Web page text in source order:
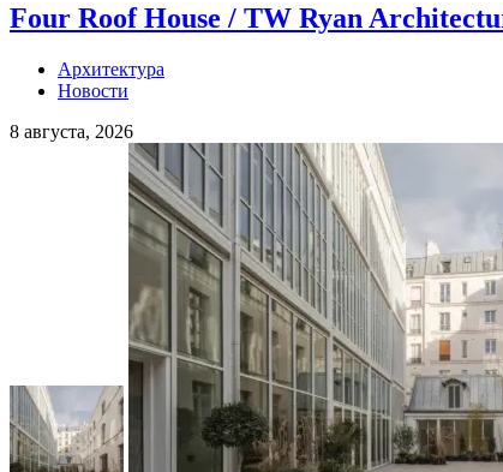
Four Roof House / TW Ryan
Архитектура
Новости
8 августа, 2026